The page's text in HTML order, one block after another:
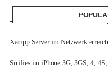
Xampp Server im Netzwerk
Smilies im iPhone 3G, 3GS, 4,